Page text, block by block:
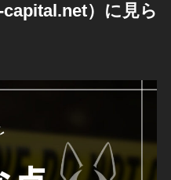
）に見ら